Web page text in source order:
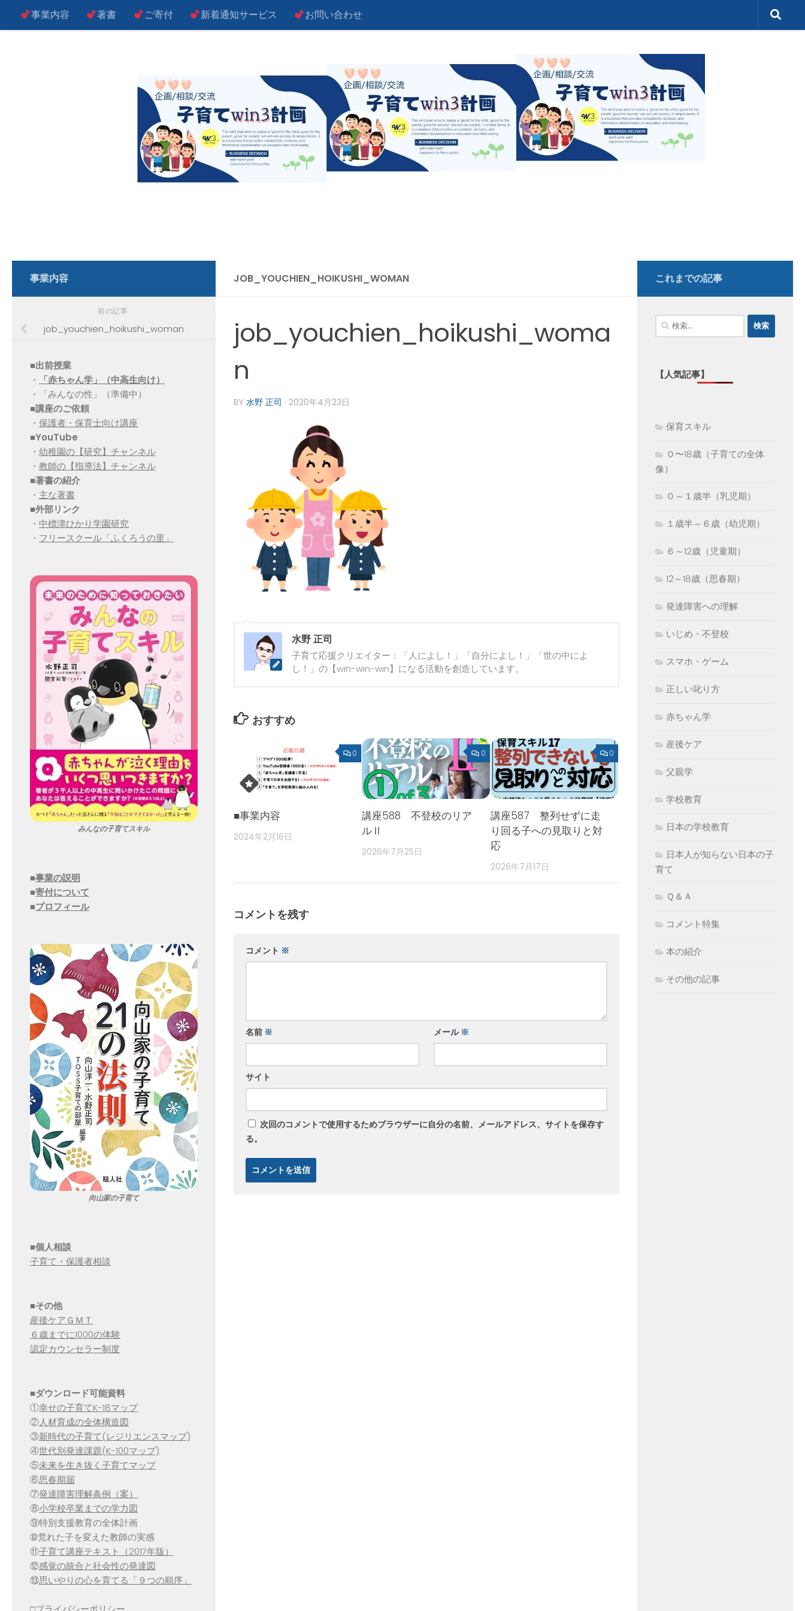
コンテンツへスキップ
事業内容 著書 ご寄付 新着通知サービス お問い合わせ
JOB_YOUCHIEN_HOIKUSHI_WOMAN
job_youchien_hoikushi_woma
n
BY 水野 正司 · 2020年4月23日
水野 正司
子育て応援クリエイター：「人によし！」「自分によし！」「世の中によ
し！」の【win-win-win】になる活動を創造しています。
おすすめ
0
■事業内容
2024年2月16日
0
講座588 不登校のリア
ルⅡ
2026年7月25日
0
講座587 整列せずに走
り回る子への見取りと対
応
2026年7月17日
コメントを残す
コメント ※
名前 ※ メール ※
サイト
次回のコメントで使用するためブラウザーに自分の名前、メールアドレス、サイトを保存す
る。
事業内容
前の記事
job_youchien_hoikushi_woman
■出前授業
・
「赤ちゃん学」（中高生向け）
・「みんなの性」（準備中）
■講座のご依頼
・ 保護者・保育士向け講座
■YouTube
・ 幼稚園の【研究】チャンネル
・ 教師の【指導法】チャンネル
■著書の紹介
・ 主な著書
■外部リンク
・ 中標津ひかり学園研究
・ フリースクール「ふくろうの里」
みんなの子育てスキル
■事業の説明
■寄付について
■プロフィール
向山家の子育て
■個人相談
子育て・保護者相談
■その他
産後ケアＧＭＴ
６歳までに1000の体験
認定カウンセラー制度
■ダウンロード可能資料
①幸せの子育てK-18マップ
②人材育成の全体構造図
③新時代の子育て(レジリエンスマップ)
④世代別発達課題(K-100マップ)
⑤未来を生き抜く子育てマップ
⑥思春期届
⑦発達障害理解条例（案）
⑧小学校卒業までの学力図
⑨特別支援教育の全体計画
➉荒れた子を変えた教師の実感
⑪子育て講座テキスト（2017年版）
⑫感覚の統合と社会性の発達図
⑬思いやりの心を育てる「９つの順序」
これまでの記事
検
索:
【人気記事】
保育スキル
０〜18歳（子育ての全体
像）
０～１歳半（乳児期）
１歳半～６歳（幼児期）
６～12歳（児童期）
12～18歳（思春期）
発達障害への理解
いじめ・不登校
スマホ・ゲーム
正しい叱り方
赤ちゃん学
産後ケア
父親学
学校教育
日本の学校教育
日本人が知らない日本の子
育て
Ｑ＆Ａ
コメント特集
本の紹介
その他の記事